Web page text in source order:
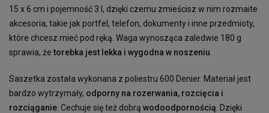
15 x 6 cm i pojemność 3 l, dzięki czemu zmieścisz w nim rozmaite
akcesoria, takie jak portfel, telefon, dokumenty i inne przedmioty,
które chcesz mieć pod ręką. Waga wynosząca zaledwie 180 g
sprawia, żetorebka jest lekka i wygodna w noszeniu
Saszetka została wykonana z poliestru 600 Denier. Materiał jest
bardzo wytrzymały, odporny na rozerwania, rozcięcia i
rozciąganie . Cechuje się też dobrą wodoodpornością . Dzięki